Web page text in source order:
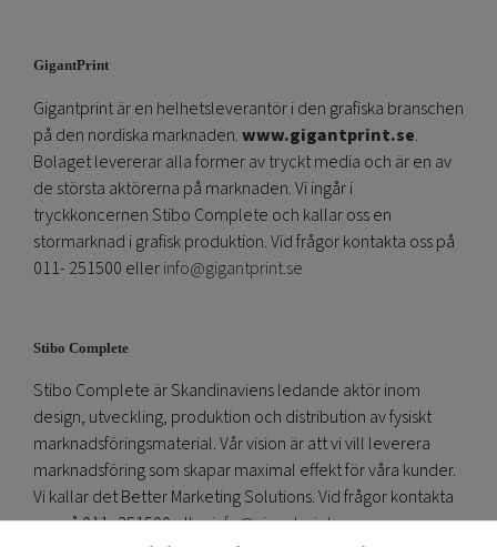
GigantPrint
Gigantprint är en helhetsleverantör i den grafiska branschen
på den nordiska marknaden.www.gigantprint.se.
Bolaget levererar alla former av tryckt media och är en av
de största aktörerna på marknaden. Vi ingår i
tryckkoncernen Stibo Complete och kallar oss en
stormarknad i grafisk produktion. Vid frågor kontakta oss på
011- 251500 ellerinfo@gigantprint.se
Stibo Complete
Stibo Complete är Skandinaviens ledande aktör inom
design, utveckling, produktion och distribution av fysiskt
marknadsföringsmaterial. Vår vision är att vi vill leverera
marknadsföring som skapar maximal effekt för våra kunder.
Vi kallar det Better Marketing Solutions. Vid frågor kontakta
oss på 011- 251500 ellerinfo@gigantprint.se